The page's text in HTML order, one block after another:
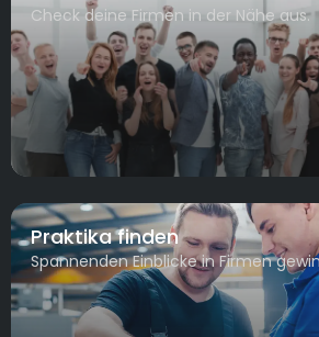
Check deine Firmen in der Nähe aus.
Praktika finden
Spannenden Einblicke in Firmen